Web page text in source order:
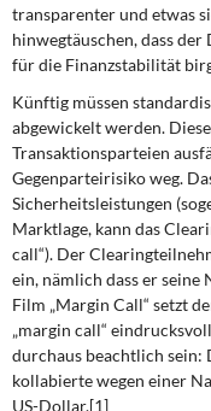
transparenter und etwas
hinwegtäuschen, dass
für die Finanzstabilität
Künftig müssen
abgewickelt werden.
Transaktionsparteien
Gegenparteirisiko weg.
Sicher­heitsleistungen
Marktlage, kann das
call“). Der
ein, nämlich dass er
Film „Margin Call“ setzt
„margin call“
durchaus beachtlich sein:
kollabierte wegen einer
US-Dollar.[1]